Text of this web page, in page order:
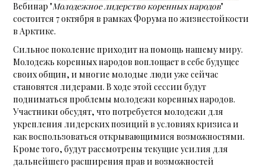
Вебинар "Молодежное лидерство коренных народов"
состоится 7 октября в рамках Форума по жизнестойкости
в Арктике.
Сильное поколение приходит на помощь нашему миру.
Молодежь коренных народов воплощает в себе будущее
своих общин, и многие молодые люди уже сейчас
становятся лидерами. В ходе этой сессии будут
подниматься проблемы молодежи коренных народов.
Участники обсудят, что потребуется молодежи для
укрепления лидерских позиций в условиях кризиса и
как воспользоваться открывающимися возможностями.
Кроме того, будут рассмотрены текущие усилия для
дальнейшего расширения прав и возможностей